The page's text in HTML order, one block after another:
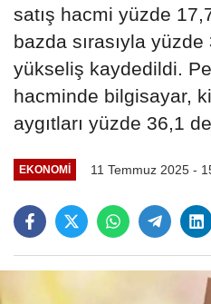
satış hacmi yüzde
bazda sırasıyla
yükseliş kaydedildi.
hacminde bilgisayar,
aygıtları yüzde 36,1
EKONOMI 11 Temmuz 2025 -